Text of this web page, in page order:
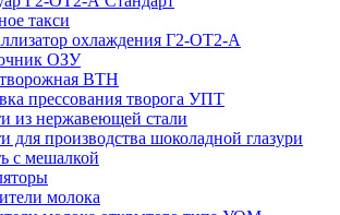
такси
охлаждения Г2-ОТ2-А
ОЗУ
ВТН
прессования творога УПТ
из нержавеющей стали
для производства шоколадной глазури
с мешалкой
молока